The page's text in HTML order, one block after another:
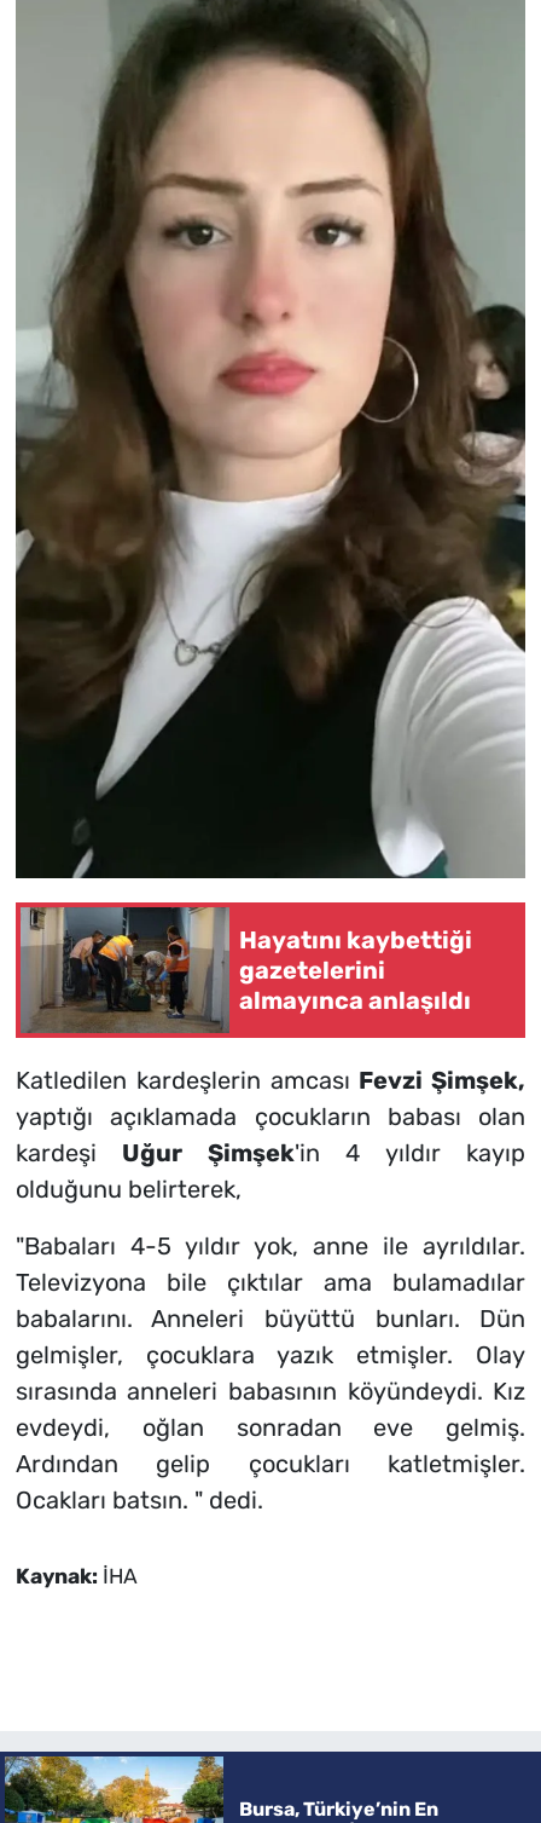
Hayatını kaybettiği
gazetelerini
almayınca anlaşıldı
Katledilen kardeşlerin amcası Fevzi Şimşek,
yaptığı açıklamada çocukların babası olan
kardeşi Uğur Şimşek'in 4 yıldır kayıp
olduğunu belirterek,
"Babaları 4-5 yıldır yok, anne ile ayrıldılar.
Televizyona bile çıktılar ama bulamadılar
babalarını. Anneleri büyüttü bunları. Dün
gelmişler, çocuklara yazık etmişler. Olay
sırasında anneleri babasının köyündeydi. Kız
evdeydi, oğlan sonradan eve gelmiş.
Ardından gelip çocukları katletmişler.
Ocakları batsın. " dedi.
Kaynak: İHA
Bursa, Türkiye’nin En